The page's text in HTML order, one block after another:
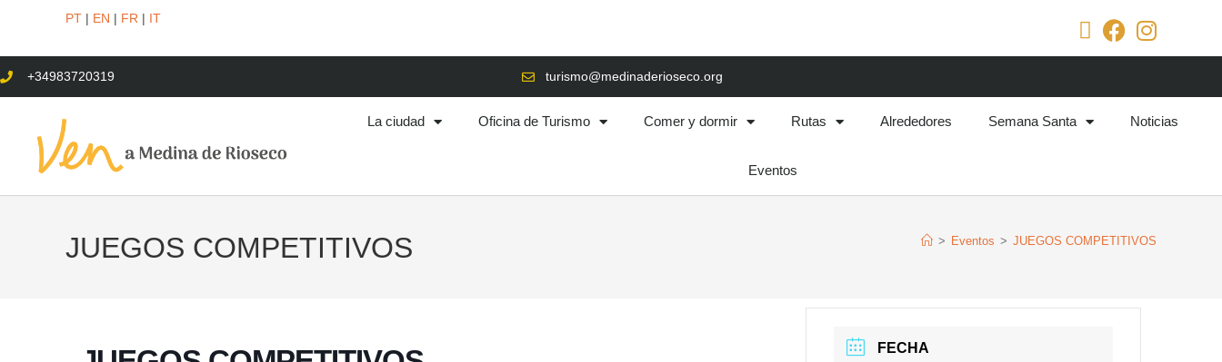
PT | EN | FR | IT
+34983720319 turismo@medinaderioseco.org
La ciudad Oficina de Turismo Comer y dormir Rutas Alrededores Semana Santa Noticias
Eventos
JUEGOS COMPETITIVOS > Eventos > JUEGOS COMPETITIVOS
FECHA